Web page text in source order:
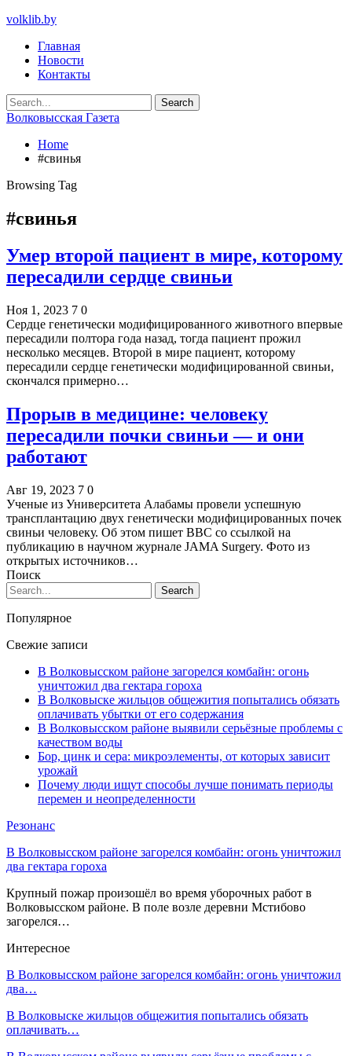
volklib.by
Главная
Новости
Контакты
Волковысская Газета
Home
#свинья
Browsing Tag
#свинья
Умер второй пациент в мире, которому
пересадили сердце свиньи
Ноя 1, 2023 7 0
Сердце генетически модифицированного животного впервые
пересадили полтора года назад, тогда пациент прожил
несколько месяцев. Второй в мире пациент, которому
пересадили сердце генетически модифицированной свиньи,
скончался примерно…
Прорыв в медицине: человеку
пересадили почки свиньи — и они
работают
Авг 19, 2023 7 0
Ученые из Университета Алабамы провели успешную
трансплантацию двух генетически модифицированных почек
свиньи человеку. Об этом пишет BBC со ссылкой на
публикацию в научном журнале JAMA Surgery. Фото из
открытых источников…
Поиск
Популярное
Свежие записи
В Волковысском районе загорелся комбайн: огонь
уничтожил два гектара гороха
В Волковыске жильцов общежития попытались обязать
оплачивать убытки от его содержания
В Волковысском районе выявили серьёзные проблемы с
качеством воды
Бор, цинк и сера: микроэлементы, от которых зависит
урожай
Почему люди ищут способы лучше понимать периоды
перемен и неопределенности
Резонанс
В Волковысском районе загорелся комбайн: огонь уничтожил
два гектара гороха
Крупный пожар произошёл во время уборочных работ в
Волковысском районе. В поле возле деревни Мстибово
загорелся…
Интересное
В Волковысском районе загорелся комбайн: огонь уничтожил
два…
В Волковыске жильцов общежития попытались обязать
оплачивать…